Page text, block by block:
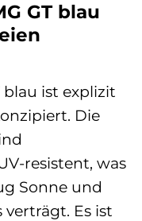
GT blau
blau ist explizit
Die
resistent, was
Sonne und
Es ist